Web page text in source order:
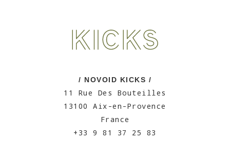
/ NOVOID KICKS /
11 Rue Des Bouteilles
13100 Aix-en-Provence
France
+33 9 81 37 25 83